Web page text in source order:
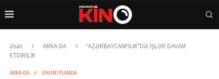
Əsas ARKA-DA
“AZƏRBAYCANFİLM”DƏ İŞLƏR DAVAM
ETDİRİLİR
ARKA-DA ÜMUMİ PLANDA